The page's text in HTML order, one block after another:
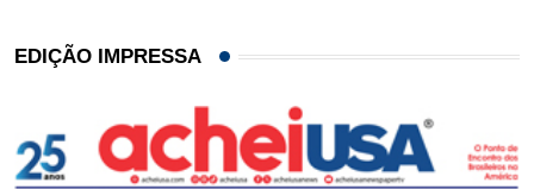
EDIÇÃO IMPRESSA